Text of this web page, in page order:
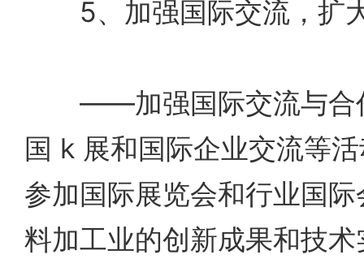
5、加强国际交流，扩
——加强国际交流与合
国 k 展和国际企业交流等
参加国际展览会和行业国
料加工业的创新成果和技